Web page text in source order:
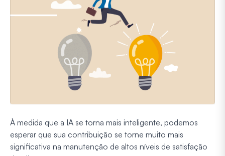
À medida que a IA se torna mais inteligente, podemos
esperar que sua contribuição se torne muito mais
significativa na manutenção de altos níveis de satisfação